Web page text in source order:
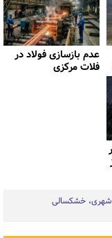
عدم بازسازی فولاد در
فلات مرکزی
خشکسالی